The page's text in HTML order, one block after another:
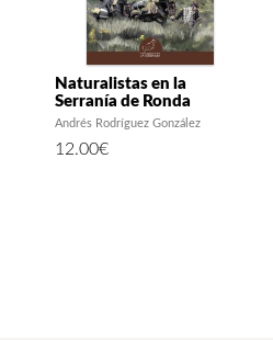
Naturalistas en la
Serranía de Ronda
Andrés Rodríguez González
12.00€